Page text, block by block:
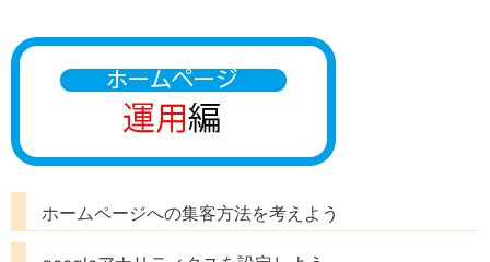
ホームページへの集客方法を考えよう